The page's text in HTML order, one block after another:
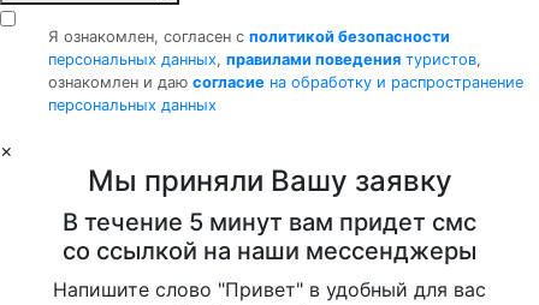
Я ознакомлен, согласен с политикой безопасности
персональных данных, правилами поведения туристов,
ознакомлен и даю согласие на обработку и распространение
персональных данных
×
Мы приняли Вашу заявку
В течение 5 минут вам придет смс
со ссылкой на наши мессенджеры
Напишите слово "Привет" в удобный для вас